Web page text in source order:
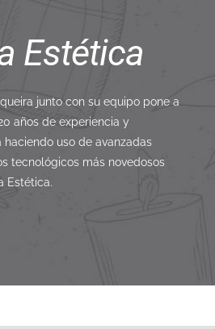
Estética
junto con su equipo pone a
años de experiencia y
uso de avanzadas
tecnológicos más novedosos
Estética.